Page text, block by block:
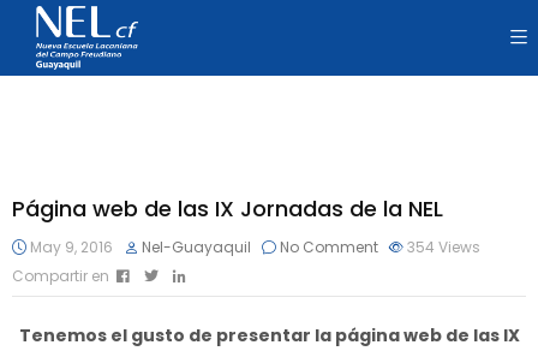
Página web de las IX Jornadas de la NEL
May 9, 2016 Nel-Guayaquil No Comment 354 Views
Compartir en
Tenemos el gusto de presentar la página web de las IX